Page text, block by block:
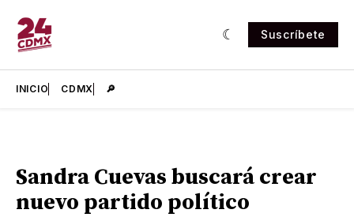
Suscríbete
INICIO CDMX 🔎
Sandra Cuevas buscará crear
nuevo partido político